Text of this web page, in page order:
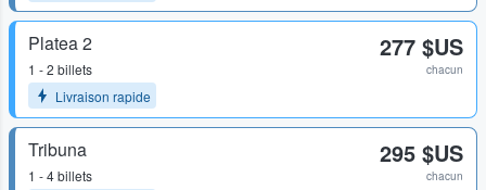
Platea 2
1 - 2 billets
Livraison rapide
277 $US
chacun
Tribuna
1 - 4 billets
295 $US
chacun